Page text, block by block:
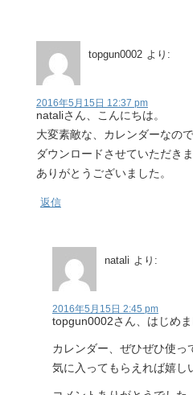
topgun0002 より:
2016年5月15日 12:37 pm
nataliさん、こんにちは。
大変素敵な、カレンダーなので
ダウンロードさせていただきま
ありがとうございました。
返信
natali より:
2016年5月15日 2:45 pm
topgun0002さん、はじめま
カレンダー、ぜひぜひ使っ
気に入ってもらえれば嬉し